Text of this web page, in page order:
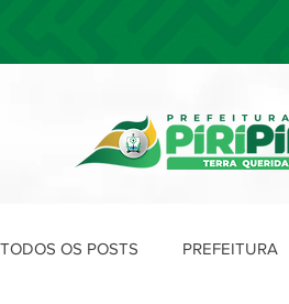
TODOS OS POSTS PREFEITURA